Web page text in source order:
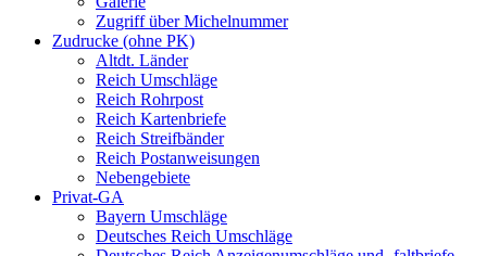
Zugriff über Michelnummer
Zudrucke (ohne PK)
Altdt. Länder
Reich Umschläge
Reich Rohrpost
Reich Kartenbriefe
Reich Streifbänder
Reich Postanweisungen
Nebengebiete
Privat-GA
Bayern Umschläge
Deutsches Reich Umschläge